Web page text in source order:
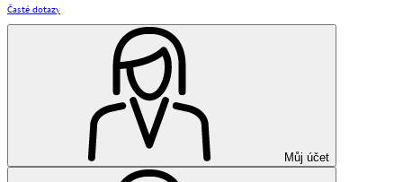
Časté dotazy
Můj účet